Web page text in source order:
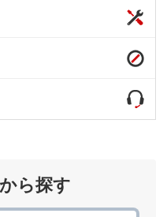
ら探す